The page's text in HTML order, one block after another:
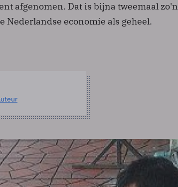
afgenomen. Dat is bijna tweemaal zo'n
Nederlandse economie als geheel.